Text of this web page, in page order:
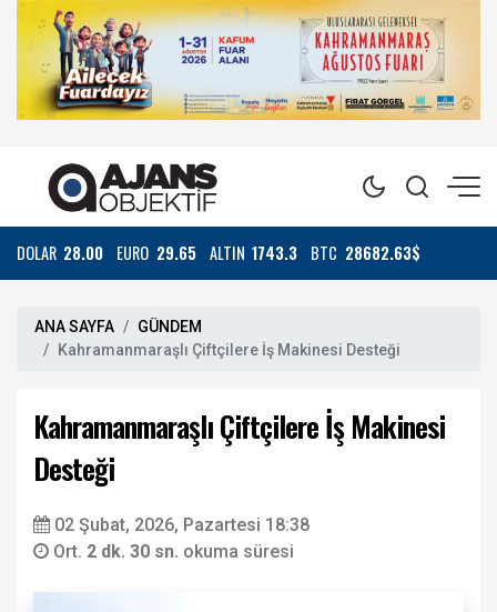
DOLAR 28.00 EURO 29.65 ALTIN 1743.3 BTC 28682.63$
ANA SAYFA
GÜNDEM
Kahramanmaraşlı Çiftçilere İş Makinesi Desteği
Kahramanmaraşlı Çiftçilere İş Makinesi
Desteği
02 Şubat, 2026, Pazartesi 18:38
Ort. 2 dk. 30 sn. okuma süresi